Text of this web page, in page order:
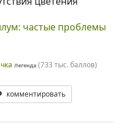
частые проблемы
Легенда (733 тыс.баллов)
комментировать